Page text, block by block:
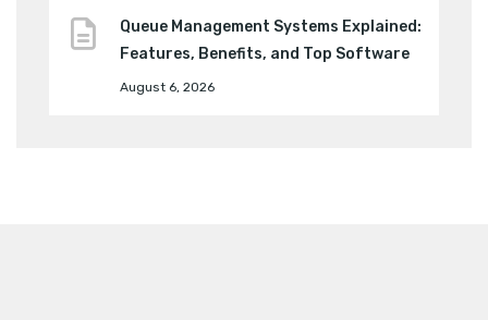
Queue Management Systems Explained:
Features, Benefits, and Top Software
August 6, 2026